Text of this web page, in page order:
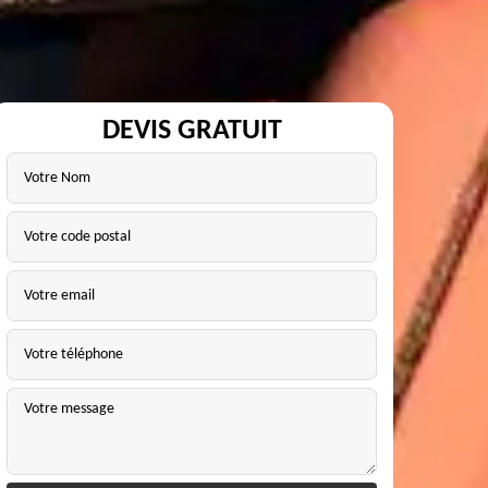
DEVIS GRATUIT